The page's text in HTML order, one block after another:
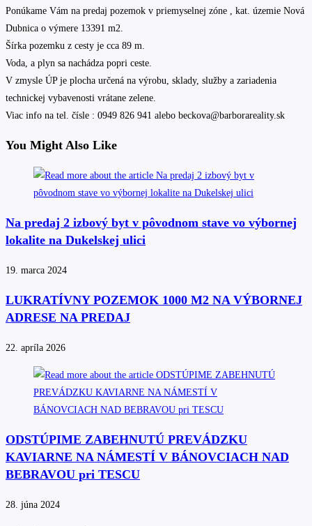
Ponúkame Vám na predaj pozemok v priemyselnej zóne , kat. územie Nová
Dubnica o výmere 13391 m2.
Šírka pozemku z cesty je cca 89 m.
Voda, a plyn sa nachádza popri ceste.
V zmysle ÚP je plocha určená na výrobu, sklady, služby a zariadenia
technickej vybavenosti vrátane zelene.
Viac info na tel. čísle : 0949 826 941 alebo beckova@barborareality.sk
You Might Also Like
Na predaj 2 izbový byt v pôvodnom stave vo výbornej
lokalite na Dukelskej ulici
19. marca 2024
LUKRATÍVNY POZEMOK 1000 M2 NA VÝBORNEJ
ADRESE NA PREDAJ
22. apríla 2026
ODSTÚPIME ZABEHNUTÚ PREVÁDZKU
KAVIARNE NA NÁMESTÍ V BÁNOVCIACH NAD
BEBRAVOU pri TESCU
28. júna 2024